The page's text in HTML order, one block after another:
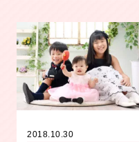
2018.10.30